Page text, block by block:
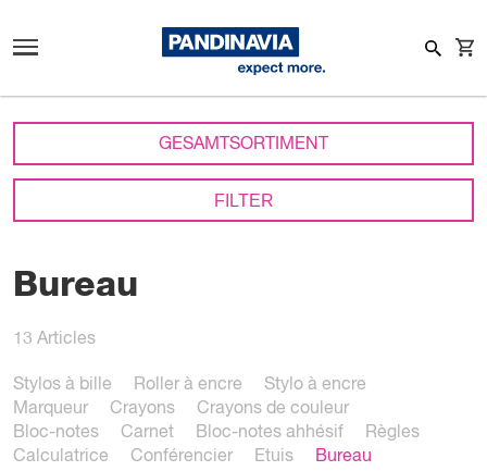
GESAMTSORTIMENT
FILTER
Bureau
13 Articles
Stylos à bille Roller à encre
Stylo à encre
Marqueur
Crayons
Crayons de couleur
Bloc-notes
Carnet Bloc-notes ahhésif
Règles
Calculatrice
Conférencier Etuis Bureau